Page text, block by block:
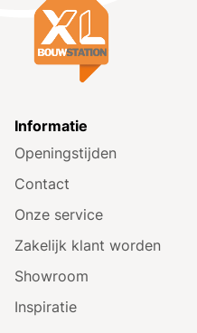
Informatie
Openingstijden
Contact
Onze service
Zakelijk klant worden
Showroom
Inspiratie